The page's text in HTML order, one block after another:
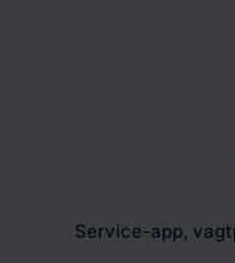
Service-app,